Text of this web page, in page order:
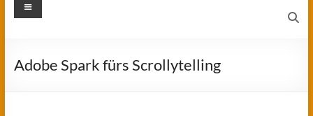
Adobe Spark fürs Scrollytelling